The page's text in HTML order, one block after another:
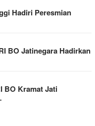
Hadiri Peresmian
BO Jatinegara Hadirkan
BO Kramat Jati